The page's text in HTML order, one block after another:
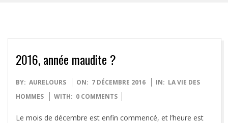
2016, année maudite ?
2016-
12-
BY: AURELOURS ON: 7 DÉCEMBRE 2016 IN: LA VIE DES
HOMMES
WITH: 0 COMMENTS
Le mois de décembre est enfin commencé, et l’heure est